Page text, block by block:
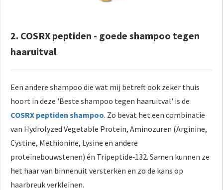
2. COSRX peptiden - goede shampoo tegen
haaruitval
Een andere shampoo die wat mij betreft ook zeker thuis
hoort in deze 'Beste shampoo tegen haaruitval' is de
COSRX peptiden shampoo. Zo bevat het een combinatie
van Hydrolyzed Vegetable Protein, Aminozuren (Arginine,
Cystine, Methionine, Lysine en andere
proteïnebouwstenen) én Tripeptide‑132. Samen kunnen ze
het haar van binnenuit versterken en zo de kans op
haarbreuk verkleinen.